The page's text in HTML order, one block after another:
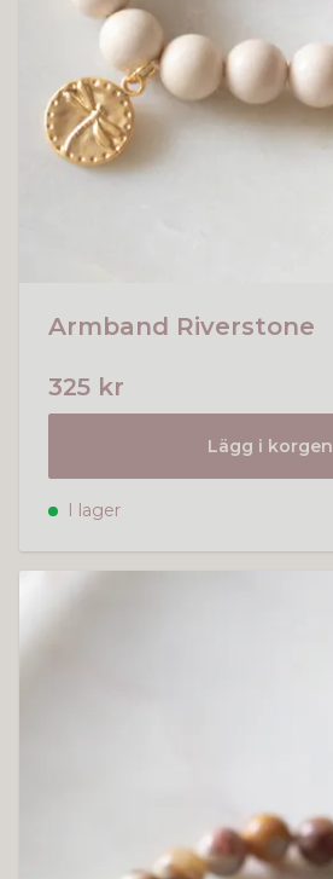
Armband Riverstone
325 kr
Lägg i korgen
I lager